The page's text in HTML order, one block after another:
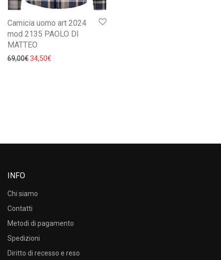
Camicia uomo art 2024
mod 2135 PAOLO DI
MATTEO
69,00€Il prezzo originale era: 69,00€.
34,50€
INFO
Chi siamo
Contatti
Metodi di pagamento
Spedizioni
Diritto di recesso e reso